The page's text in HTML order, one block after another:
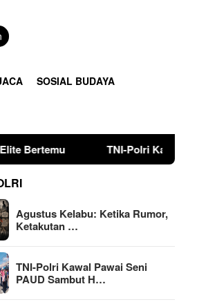
SOSIAL BUDAYA
TNI-Polri Kawal Pawai Seni PAUD
Agustus Kelabu: Ketika Rumor,
Ketakutan …
TNI-Polri Kawal Pawai Seni
PAUD Sambut H…